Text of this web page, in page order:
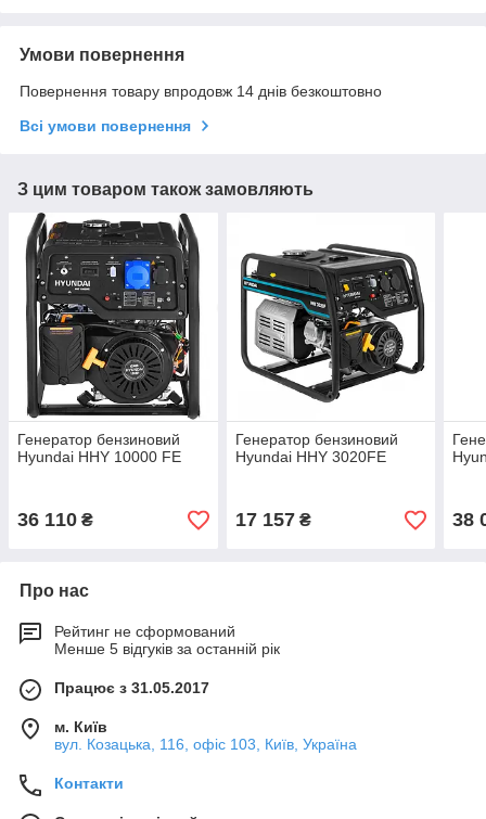
Умови повернення
Повернення товару впродовж 14 днів безкоштовно
Всі умови повернення
З цим товаром також замовляють
Генератор бензиновий
Hyundai HHY 10000 FE
36 110 ₴
Генератор бензиновий
Hyundai HHY 3020FE
17 157₴ 38
Про нас
Рейтинг не сформований
Менше 5 відгуків за останній рік
Працює з 31.05.2017
м. Київ
вул. Козацька, 116, офіс 103, Київ, Україна
Контакти